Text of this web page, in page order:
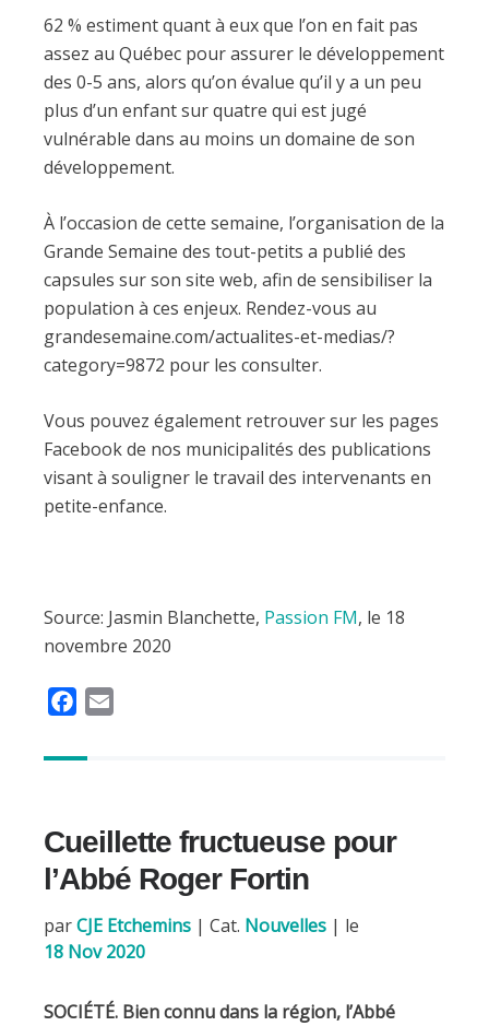
62 % estiment quant à eux que l’on en fait pas
assez au Québec pour assurer le développement
des 0-5 ans, alors qu’on évalue qu’il y a un peu
plus d’un enfant sur quatre qui est jugé
vulnérable dans au moins un domaine de son
développement.
À l’occasion de cette semaine, l’organisation de la
Grande Semaine des tout-petits a publié des
capsules sur son site web, afin de sensibiliser la
population à ces enjeux. Rendez-vous au
grandesemaine.com/actualites-et-medias/?
category=9872 pour les consulter.
Vous pouvez également retrouver sur les pages
Facebook de nos municipalités des publications
visant à souligner le travail des intervenants en
petite-enfance.
Source: Jasmin Blanchette, Passion FM, le 18
novembre 2020
c
o
o
Cueillette fructueuse pour
l’Abbé Roger Fortin
parCJE Etchemins | Cat. Nouvelles | le
18 Nov 2020
SOCIÉTÉ. Bien connu dans la région, l’Abbé